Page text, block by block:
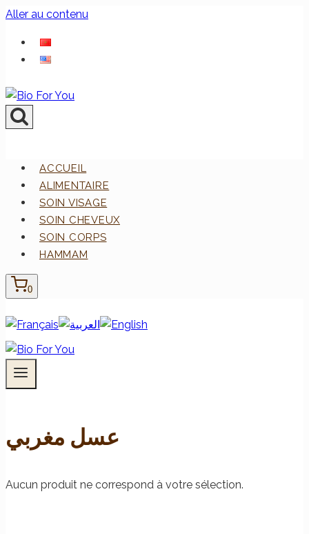
Aller au contenu
ACCUEIL
ALIMENTAIRE
SOIN VISAGE
SOIN CHEVEUX
SOIN CORPS
HAMMAM
0
عسل مغربي
Aucun produit ne correspond à votre sélection.